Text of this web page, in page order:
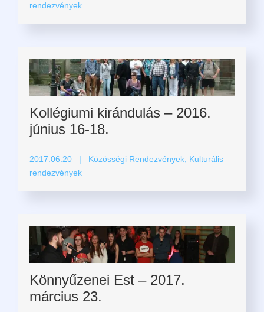
rendezvények
Kollégiumi kirándulás – 2016.
június 16-18.
2017.06.20 | Közösségi Rendezvények, Kulturális
rendezvények
Könnyűzenei Est – 2017.
március 23.